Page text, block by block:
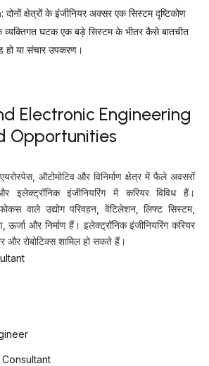
: दोनों क्षेत्रों के इंजीनियर अक्सर एक सिस्टम दृष्टिकोण
घटक एक बड़े सिस्टम के भीतर कैसे बातचीत
हो या संचार उपकरण।
Electronic Engineering
Opportunities
ऑटोमोटिव और विनिर्माण क्षेत्र में फैले अवसरों
इंजीनियरिंग में करियर विविध हैं।
वाले उद्योग परिवहन, वेंटिलेशन, लिफ्ट सिस्टम,
ऊर्जा और निर्माण हैं। इलेक्ट्रॉनिक इंजीनियरिंग करियर
और रोबोटिक्स शामिल हो सकते हैं।